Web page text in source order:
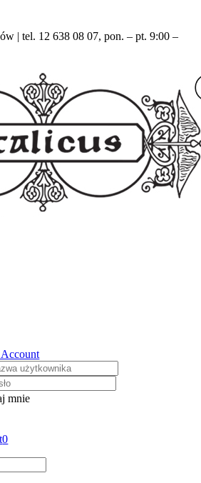
| tel. 12 638 08 07, pon. – pt. 9:00 –
mnie
0